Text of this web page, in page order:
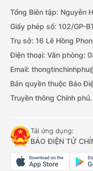
Tổng Biên tập: Nguyễn
Giấy phép số: 102/GP-
Trụ sở: 16 Lê Hồng
Điện thoại: Văn phòng:
Email:
Bản quyền thuộc Báo
Truyền thông Chính phủ.
Tải ứng dụng:
BÁO ĐIỆN TỬ